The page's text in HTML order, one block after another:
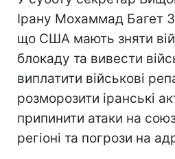
Ірану Мохаммад Багет
що США мають зняти
блокаду та вивести
виплатити військові
розморозити іранські
припинити атаки на
регіоні та погрози на